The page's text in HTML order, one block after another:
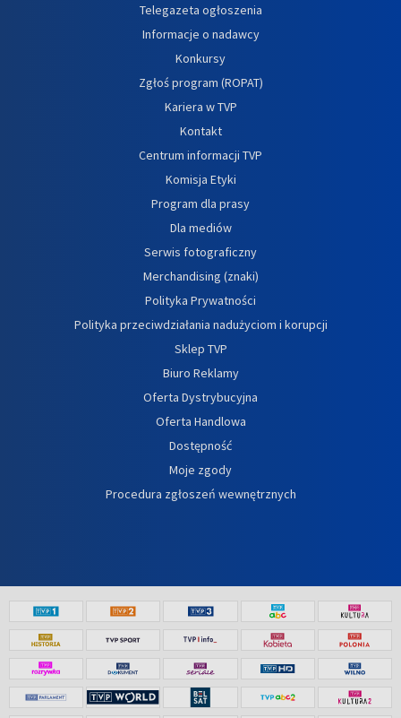
Telegazeta ogłoszenia
Informacje o nadawcy
Konkursy
Zgłoś program (ROPAT)
Kariera w TVP
Kontakt
Centrum informacji TVP
Komisja Etyki
Program dla prasy
Dla mediów
Serwis fotograficzny
Merchandising (znaki)
Polityka Prywatności
Polityka przeciwdziałania nadużyciom i korupcji
Sklep TVP
Biuro Reklamy
Oferta Dystrybucyjna
Oferta Handlowa
Dostępność
Moje zgody
Procedura zgłoszeń wewnętrznych